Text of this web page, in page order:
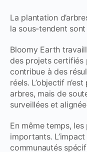
La plantation
la sous-tendent
Bloomy Earth
des projets certifiés
contribue à des
réels. L’objectif
arbres, mais de
surveillées et
En même temps,
importants.
communautés